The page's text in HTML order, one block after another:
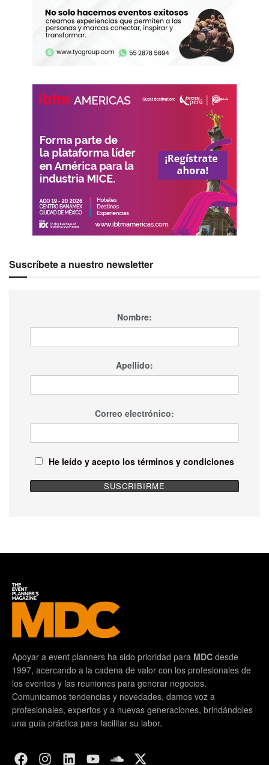
Suscríbete a nuestro newsletter
Nombre:
Apellido:
Correo electrónico:
He leído y acepto los términos y condiciones
Apoyar a event planners ha sido prioridad para MDC desde
1997, acercando a la cadena de valor con los profesionales de
los eventos y las reuniones para generar negocios.
Comunicamos tendencias y novedades, damos voz a
profesionales, expertos y a nuevas generaciones, brindándoles
una guía práctica para facilitar su labor.